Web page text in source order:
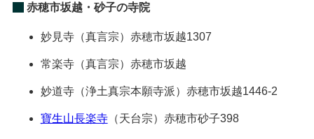
赤穂市坂越・砂子の寺院
妙見寺（真言宗） 赤穂市坂越1307
常楽寺（真言宗） 赤穂市坂越
妙道寺（浄土真宗本願寺派） 赤穂市坂越1446-2
寶生山長楽寺（天台宗） 赤穂市砂子398